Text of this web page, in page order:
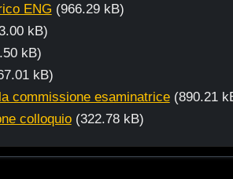
ENG (966.29 kB)
kB)
kB)
kB)
commissione esaminatrice (890.21
colloquio (322.78 kB)